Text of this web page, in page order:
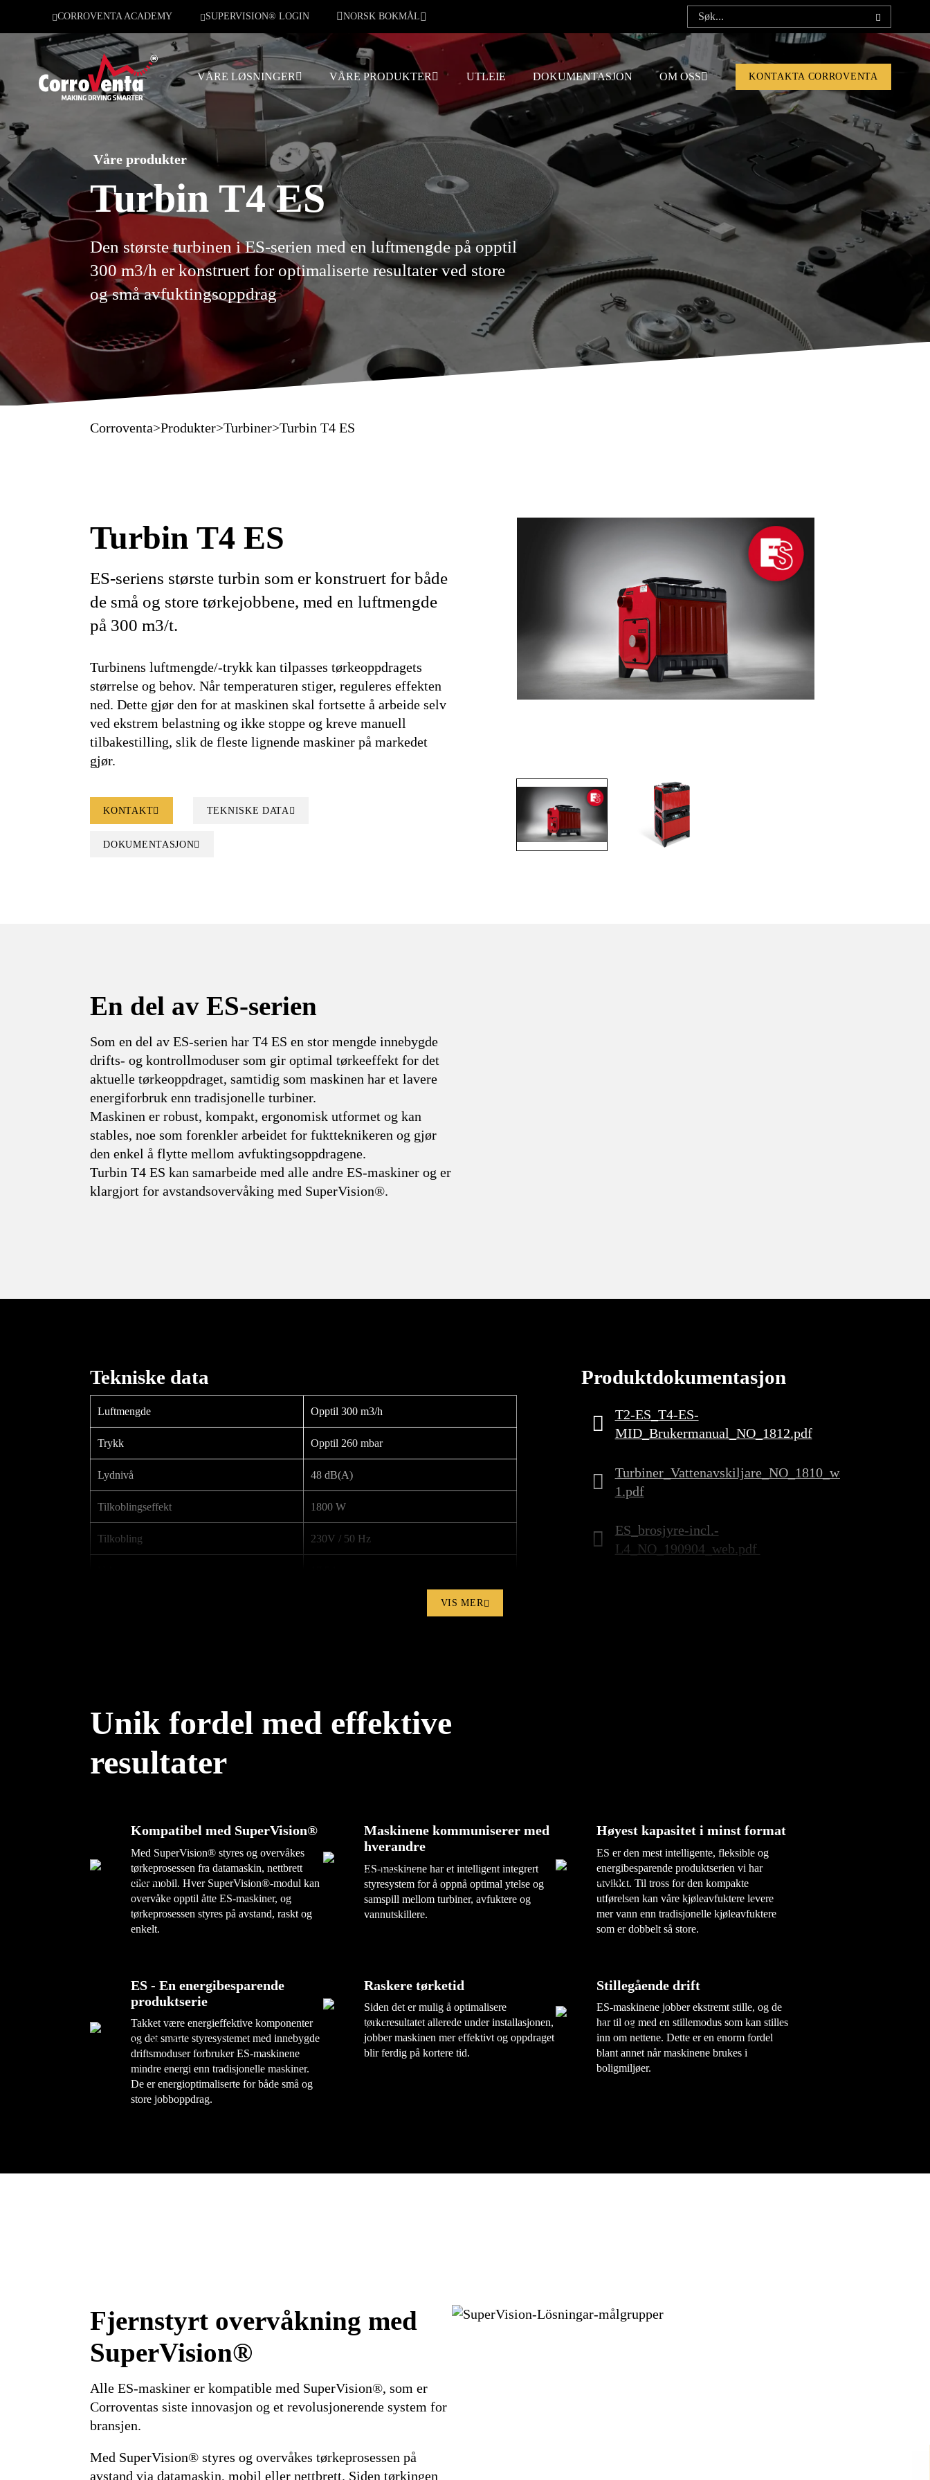
CORROVENTA ACADEMY SUPERVISION® LOGIN NORSK BOKMÅL
VÅRE LØSNINGER VÅRE PRODUKTER UTLEIE DOKUMENTASJON OM OSS KONTAKTA CORROVENTA
Våre produkter
Turbin T4 ES
Den største turbinen i ES-serien med en luftmengde på opptil
300 m3/h er konstruert for optimaliserte resultater ved store
og små avfuktingsoppdrag
Corroventa>Produkter>Turbiner>Turbin T4 ES
Turbin T4 ES
ES-seriens største turbin som er konstruert for både
de små og store tørkejobbene, med en luftmengde
på 300 m3/t.
Turbinens luftmengde/-trykk kan tilpasses tørkeoppdragets
størrelse og behov. Når temperaturen stiger, reguleres effekten
ned. Dette gjør den for at maskinen skal fortsette å arbeide selv
ved ekstrem belastning og ikke stoppe og kreve manuell
tilbakestilling, slik de fleste lignende maskiner på markedet
gjør.
KONTAKT TEKNISKE DATA
DOKUMENTASJON
En del av ES-serien
Som en del av ES-serien har T4 ES en stor mengde innebygde
drifts- og kontrollmoduser som gir optimal tørkeeffekt for det
aktuelle tørkeoppdraget, samtidig som maskinen har et lavere
energiforbruk enn tradisjonelle turbiner.
Maskinen er robust, kompakt, ergonomisk utformet og kan
stables, noe som forenkler arbeidet for fuktteknikeren og gjør
den enkel å flytte mellom avfuktingsoppdragene.
Turbin T4 ES kan samarbeide med alle andre ES-maskiner og er
klargjort for avstandsovervåking med SuperVision®.
Tekniske data
Luftmengde Opptil 300 m3/h
Trykk Opptil 260 mbar
Lydnivå 48 dB(A)
Tilkoblingseffekt 1800 W
Tilkobling 230V / 50 Hz
Produktdokumentasjon
T2-ES_T4-ES-
MID_Brukermanual_NO_1812.pdf
Turbiner_Vattenavskiljare_NO_1810_web-
1.pdf
ES_brosjyre-incl.-
L4_NO_190904_web.pdf
VIS MER
Unik fordel med effektive
resultater
Kompatibel med SuperVision®
Med SuperVision® styres og overvåkes
tørkeprosessen fra datamaskin, nettbrett
eller mobil. Hver SuperVision®-modul kan
overvåke opptil åtte ES-maskiner, og
tørkeprosessen styres på avstand, raskt og
enkelt.
Maskinene kommuniserer med
hverandre
ES-maskinene har et intelligent integrert
styresystem for å oppnå optimal ytelse og
samspill mellom turbiner, avfuktere og
vannutskillere.
Høyest kapasitet i minst format
ES er den mest intelligente, fleksible og
energibesparende produktserien vi har
utviklet. Til tross for den kompakte
utførelsen kan våre kjøleavfuktere levere
mer vann enn tradisjonelle kjøleavfuktere
som er dobbelt så store.
ES - En energibesparende
produktserie
Takket være energieffektive komponenter
og det smarte styresystemet med innebygde
driftsmoduser forbruker ES-maskinene
mindre energi enn tradisjonelle maskiner.
De er energioptimaliserte for både små og
store jobboppdrag.
Raskere tørketid
Siden det er mulig å optimalisere
tørkeresultatet allerede under installasjonen,
jobber maskinen mer effektivt og oppdraget
blir ferdig på kortere tid.
Stillegående drift
ES-maskinene jobber ekstremt stille, og de
har til og med en stillemodus som kan stilles
inn om nettene. Dette er en enorm fordel
blant annet når maskinene brukes i
boligmiljøer.
Fjernstyrt overvåkning med
SuperVision®
Alle ES-maskiner er kompatible med SuperVision®, som er
Corroventas siste innovasjon og et revolusjonerende system for
bransjen.
Med SuperVision® styres og overvåkes tørkeprosessen på
avstand via datamaskin, mobil eller nettbrett. Siden tørkingen